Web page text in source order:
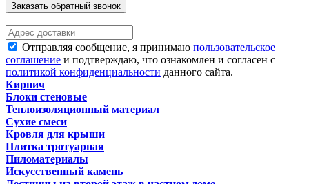
Заказать обратный звонок
Отправляя сообщение, я принимаю пользовательское
соглашение и подтверждаю, что ознакомлен и согласен с
политикой конфиденциальности данного сайта.
Кирпич
Блоки стеновые
Теплоизоляционный материал
Сухие смеси
Кровля для крыши
Плитка тротуарная
Пиломатериалы
Искусственный камень